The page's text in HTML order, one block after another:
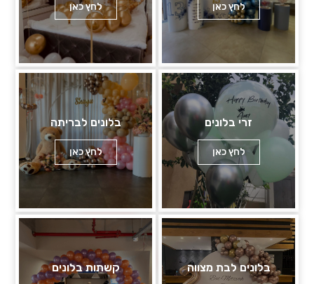
לחץ כאן לחץ כאן
זרי בלונים
לחץ כאן
בלונים לבריתה
לחץ כאן
בלונים לבת מצווה קשתות בלונים